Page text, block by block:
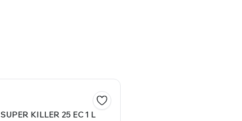
SUPER KILLER 25 EC 1 L